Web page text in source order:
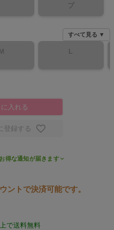
プ
すべて見る ▼
L
入れる
登録する
得な通知が届きます
ントで決済可能です。
で送料無料